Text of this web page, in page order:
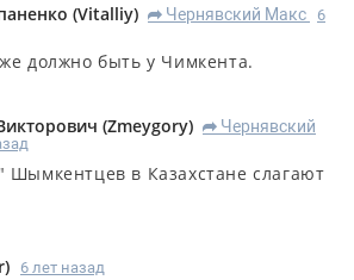
(Vitalliy) R Чернявский Макс
6
должно быть у Чимкента.
(Zmeygory) R Чернявский
Шымкентцев в Казахстане слагают
) 6 лет назад